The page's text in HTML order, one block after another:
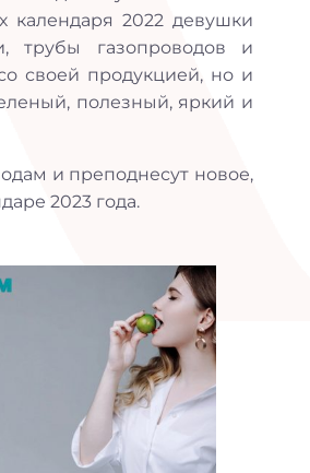
календаря 2022 девушки
трубы газопроводов и
своей продукцией, но и
полезный, яркий и
и преподнесут новое,
2023 года.